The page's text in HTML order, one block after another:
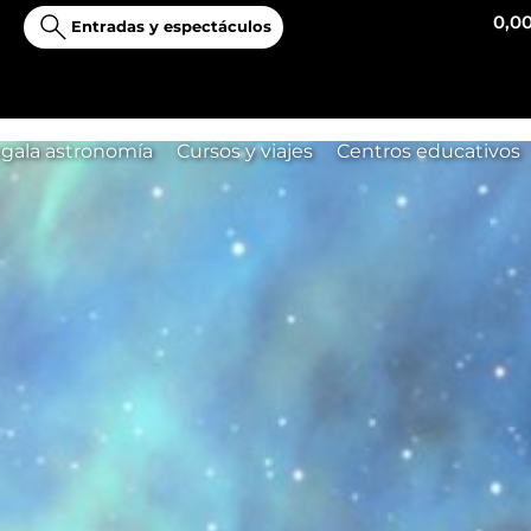
Entradas y espectáculos
astronomía Cursos y viajes Centros educativos